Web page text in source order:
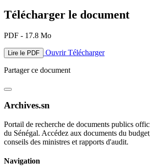
Télécharger le document
PDF - 17.8 Mo
Lire le PDF OuvrirTélécharger
Partager ce document
Archives.sn
Portail de recherche de documents publics
du Sénégal. Accédez aux documents du
conseils des ministres et rapports d'audit.
Navigation